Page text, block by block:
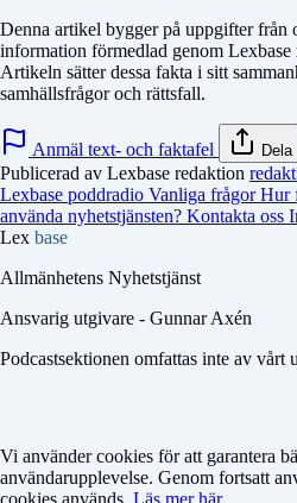
Denna artikel bygger på uppgifter från
information förmedlad genom
Artikeln sätter dessa fakta i sitt
samhällsfrågor och rättsfall.
Anmäl text- och faktafel Dela
Publicerad av Lexbase redaktion
Lexbase poddradio Vanliga frågorHur
använda nyhetstjänsten? Kontakta oss
Lex base
Allmänhetens Nyhetstjänst
Ansvarig utgivare - Gunnar Axén
Podcastsektionen omfattas inte av vårt
Vi använder cookies för att garantera
användarupplevelse. Genom fortsatt
cookies används. Läs mer här.